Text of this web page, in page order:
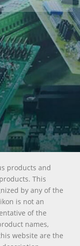
products and
This
by any of the
is not an
of the
names,
website are the